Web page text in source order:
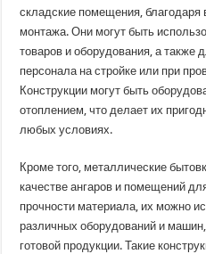
складские помещения, благодаря
монтажа. Они могут быть
товаров и оборудования, а также
персонала на стройке или при
Конструкции могут быть
отоплением, что делает их
любых условиях.
Кроме того, металлические
качестве ангаров и помещений
прочности материала, их можно
различных оборудований и
готовой продукции. Такие